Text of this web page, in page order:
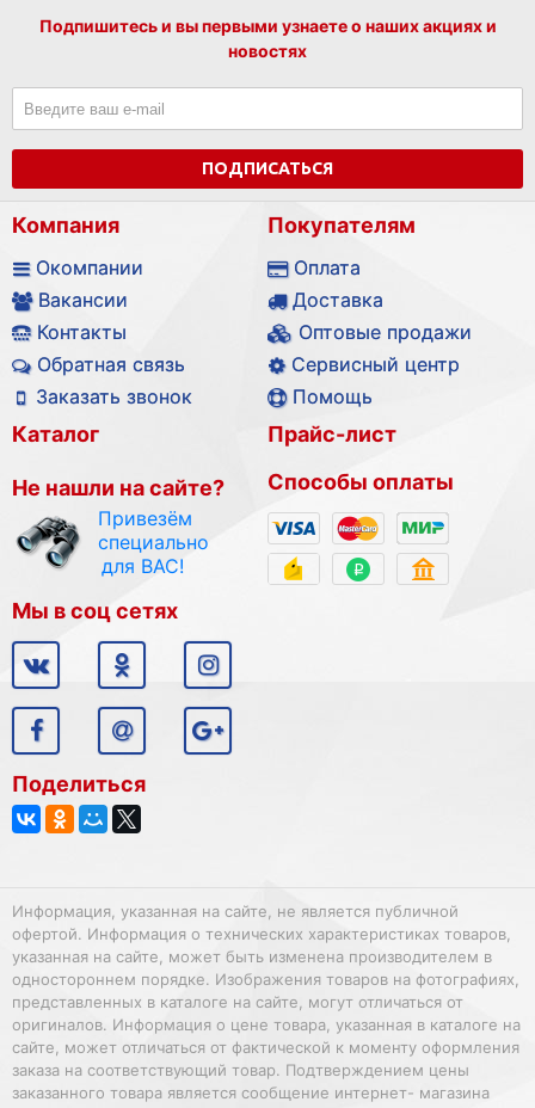
Подпишитесь и вы первыми узнаете о наших акциях и
новостях
ПОДПИСАТЬСЯ
Компания
Окомпании
Вакансии
Контакты
Обратная связь
Заказать звонок
Покупателям
Оплата
Доставка
Оптовые продажи
Сервисный центр
Помощь
Каталог
Не нашли на сайте?
Привезём
специально
для ВАС!
Прайс-лист
Способы оплаты
Мы в соц сетях
Поделиться
Информация, указанная на сайте, не является публичной
офертой. Информация о технических характеристиках товаров,
указанная на сайте, может быть изменена производителем в
одностороннем порядке. Изображения товаров на фотографиях,
представленных в каталоге на сайте, могут отличаться от
оригиналов. Информация о цене товара, указанная в каталоге на
сайте, может отличаться от фактической к моменту оформления
заказа на соответствующий товар. Подтверждением цены
заказанного товара является сообщение интернет- магазина